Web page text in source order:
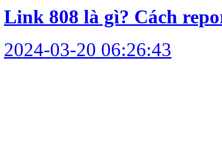
Link 808 là gì? Cách
2024-03-20 06:26:43